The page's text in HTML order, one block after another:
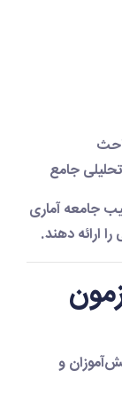
جامع
آماری
دهند.
و